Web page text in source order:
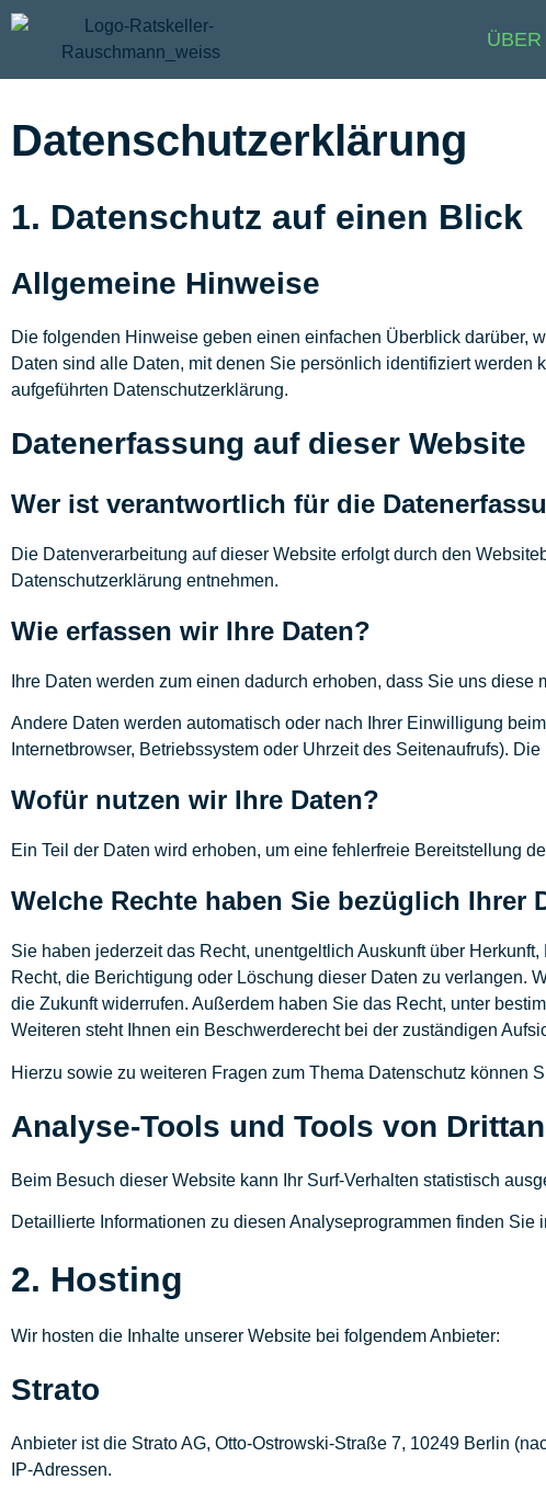
ÜBER
Datenschutz­erklärung
1. Datenschutz auf einen Blick
Allgemeine Hinweise
Die folgenden Hinweise geben einen einfachen Überblick darüber,
Daten sind alle Daten, mit denen Sie persönlich identifiziert werden
aufgeführten Datenschutzerklärung.
Datenerfassung auf dieser Website
Wer ist verantwortlich für die
Die Datenverarbeitung auf dieser Website erfolgt durch den
Datenschutzerklärung entnehmen.
Wie erfassen wir Ihre Daten?
Ihre Daten werden zum einen dadurch erhoben, dass Sie uns
Andere Daten werden automatisch oder nach Ihrer Einwilligung
Internetbrowser, Betriebssystem oder Uhrzeit des Seitenaufrufs).
Wofür nutzen wir Ihre Daten?
Ein Teil der Daten wird erhoben, um eine fehlerfreie Bereitstellung
Welche Rechte haben Sie bezüglich Ihrer
Sie haben jederzeit das Recht, unentgeltlich Auskunft über
Recht, die Berichtigung oder Löschung dieser Daten zu
die Zukunft widerrufen. Außerdem haben Sie das Recht, unter
Weiteren steht Ihnen ein Beschwerderecht bei der zuständigen
Hierzu sowie zu weiteren Fragen zum Thema Datenschutz können
Analyse-Tools und Tools von
Beim Besuch dieser Website kann Ihr Surf-Verhalten statistisch
Detaillierte Informationen zu diesen Analyseprogrammen finden Sie
2. Hosting
Wir hosten die Inhalte unserer Website bei folgendem Anbieter:
Strato
Anbieter ist die Strato AG, Otto-Ostrowski-Straße 7, 10249 Berlin
IP-Adressen.